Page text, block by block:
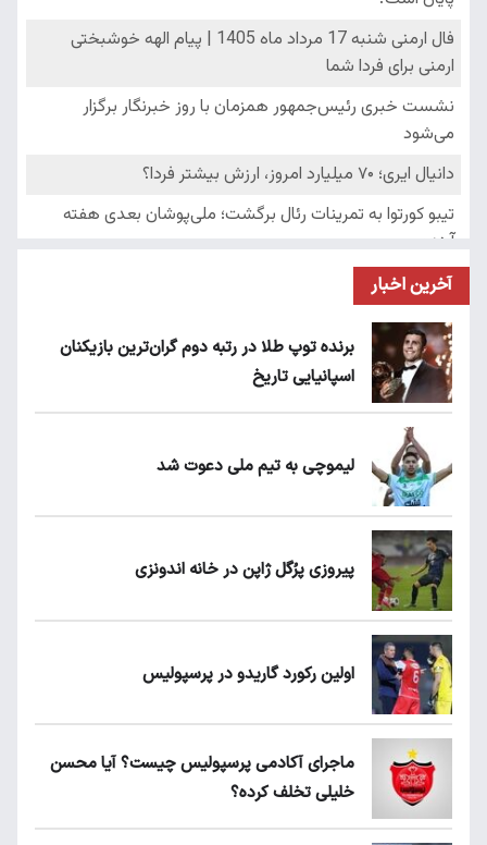
آخرین اخبار
برنده توپ طلا در رتبه دوم گران‌ترین بازیکنان
اسپانیایی تاریخ
لیموچی به تیم ملی دعوت شد
پیروزی پرُگل ژاپن در خانه اندونزی
اولین رکورد گاریدو در پرسپولیس
ماجرای آکادمی پرسپولیس چیست؟ آیا محسن
خلیلی تخلف کرده؟